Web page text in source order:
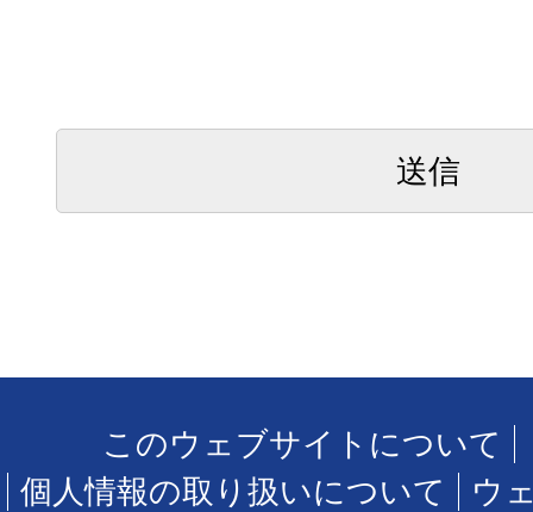
このウェブサイトについて
個人情報の取り扱いについて
ウ